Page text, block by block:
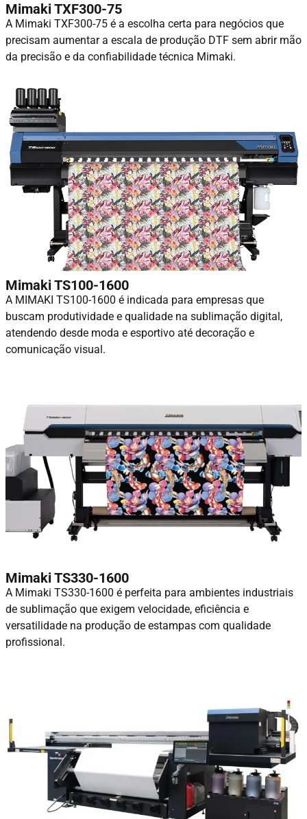
Mimaki TXF300-75
A Mimaki TXF300-75 é a escolha certa para negócios que
precisam aumentar a escala de produção DTF sem abrir mão
da precisão e da confiabilidade técnica Mimaki.
Mimaki TS100-1600
A MIMAKI TS100-1600 é indicada para empresas que
buscam produtividade e qualidade na sublimação digital,
atendendo desde moda e esportivo até decoração e
comunicação visual.
Mimaki TS330-1600
A Mimaki TS330-1600 é perfeita para ambientes industriais
de sublimação que exigem velocidade, eficiência e
versatilidade na produção de estampas com qualidade
profissional.